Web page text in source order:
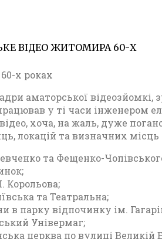
ВІДЕО ЖИТОМИРА 60-Х
х роках
аматорської
у ті часи інженером
хоча, на жаль, дуже
локацій та визначних
та Фещенко-
Корольова;
та Театральна;
в парку відпочинку ім.
Універмаг;
церква по вулиці Великій